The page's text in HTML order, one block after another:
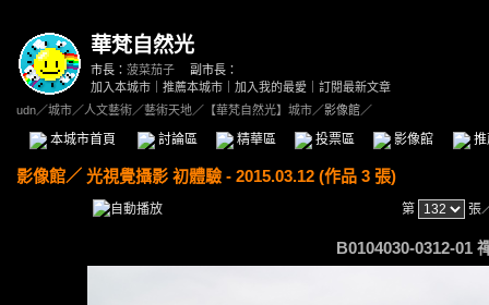
華梵自然光
市長： 菠菜茄子
副市長：
加入本城市
推薦本城市 加入我的最愛
訂閱最新文章
udn／城市／人文藝術／藝術天地／ 【華梵自然光】城市／影像館／
本城市首頁 討論區 精華區 投票區 影像館
影像館／ 光視覺攝影 初體驗 - 2015.03.12 (作品 3 張)
第 張
B0104030-0312-01